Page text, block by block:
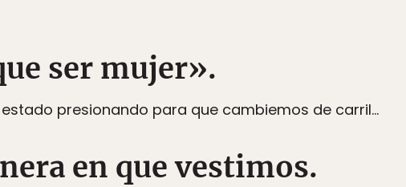
ser mujer».
presionando para que cambiemos de carril…
en que vestimos.